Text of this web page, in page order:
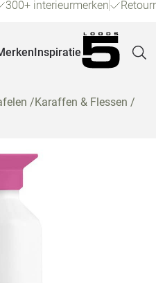
300+ interieurmerken
Inspiratie
/Karaffen & Flessen /